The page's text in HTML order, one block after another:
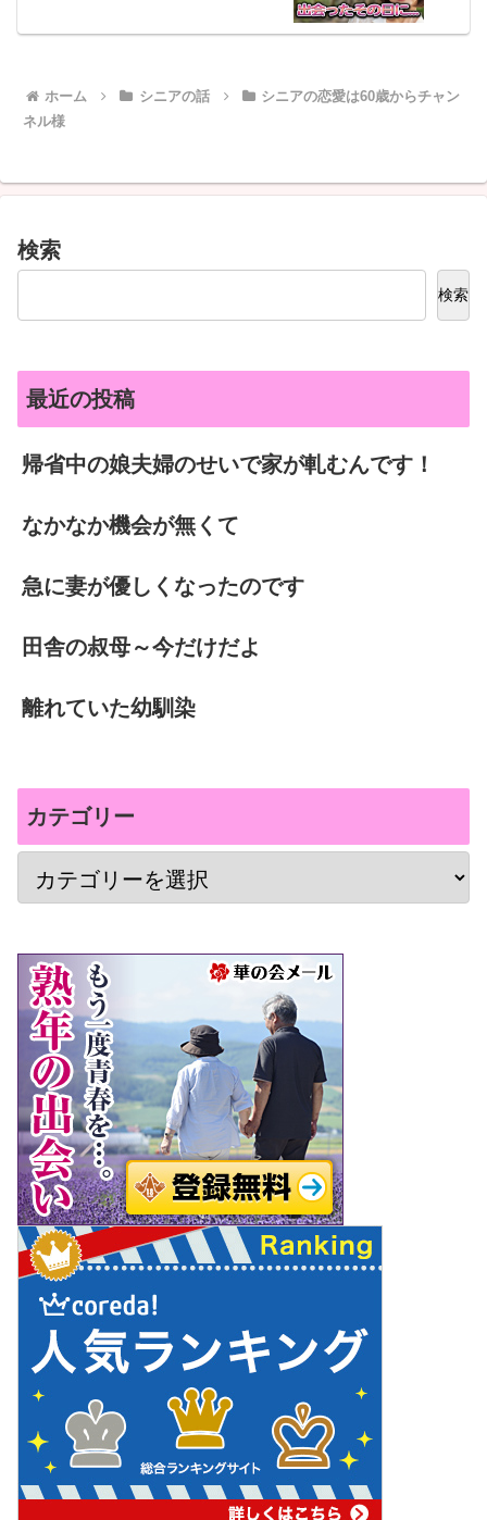
ホーム シニアの話
シニアの恋愛は60歳からチャン
ネル様
検索
検索
最近の投稿
帰省中の娘夫婦のせいで家が軋むんです！
なかなか機会が無くて
急に妻が優しくなったのです
田舎の叔母～今だけだよ
離れていた幼馴染
カテゴリー